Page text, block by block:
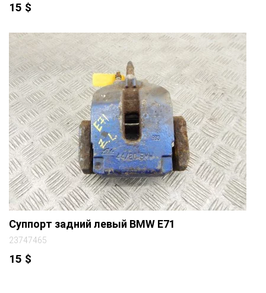
15 $
Суппорт задний левый BMW E71
23747465
15 $